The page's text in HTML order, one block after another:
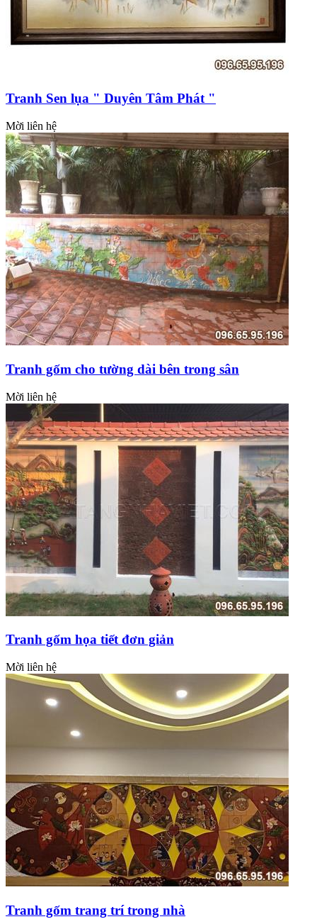
Tranh Sen lụa " Duyên Tâm Phát "
Mời liên hệ
Tranh gốm cho tường dài bên trong sân
Mời liên hệ
Tranh gốm họa tiết đơn giản
Mời liên hệ
Tranh gốm trang trí trong nhà